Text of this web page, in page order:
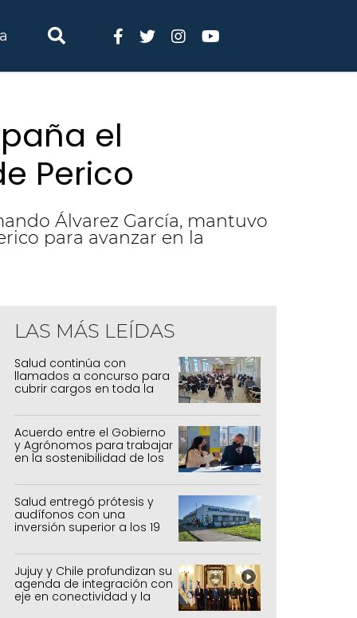
el
Perico
Álvarez García, mantuvo
para avanzar en la
LAS MÁS LEÍDAS
Salud continúa con
llamados a concurso para
cubrir cargos en toda la
Acuerdo entre el Gobierno
y Agrónomos para trabajar
en la sostenibilidad de los
agrícolas, pecuarios y
forestal
Salud entregó prótesis y
audífonos con una
inversión superior a los 19
millones de pesos
Jujuy y Chile profundizan su
agenda de integración con
eje en conectividad y la
mejora del Paso de Jama